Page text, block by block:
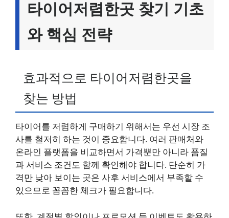
타이어저렴한곳 찾기 기초
와 핵심 전략
효과적으로 타이어저렴한곳을
찾는 방법
타이어를 저렴하게 구매하기 위해서는 우선 시장 조
사를 철저히 하는 것이 중요합니다. 여러 판매처와
온라인 플랫폼을 비교하면서 가격뿐만 아니라 품질
과 서비스 조건도 함께 확인해야 합니다. 단순히 가
격만 낮아 보이는 곳은 사후 서비스에서 부족할 수
있으므로 꼼꼼한 체크가 필요합니다.